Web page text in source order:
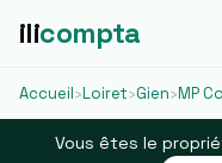
ilicompta
Accueil›Loiret›Gien›MP
Vous êtes le